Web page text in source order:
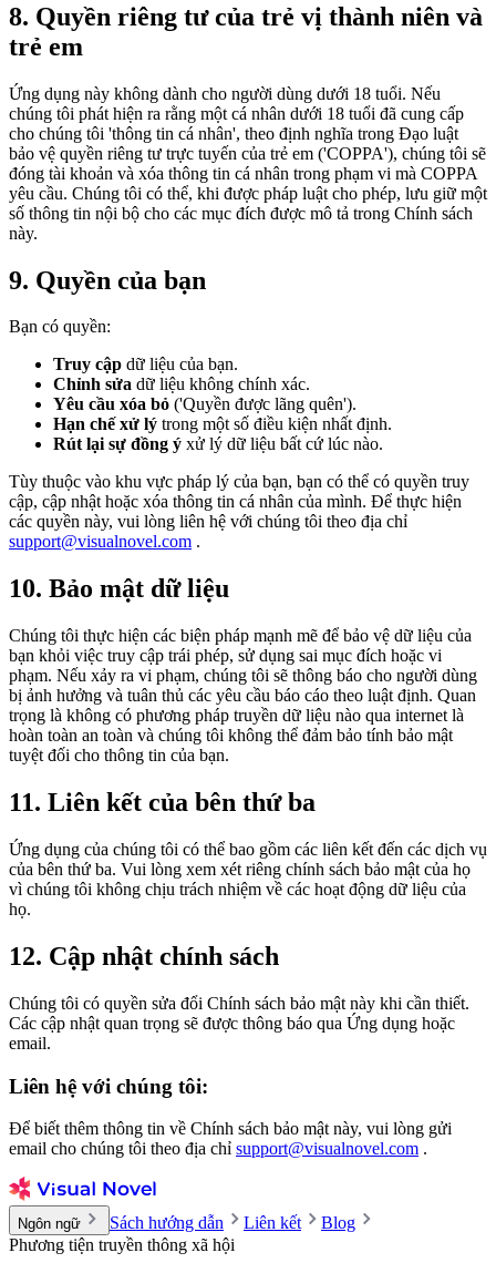
8. Quyền riêng tư của trẻ vị thành niên và
trẻ em
Ứng dụng này không dành cho người dùng dưới 18 tuổi. Nếu
chúng tôi phát hiện ra rằng một cá nhân dưới 18 tuổi đã cung cấp
cho chúng tôi 'thông tin cá nhân', theo định nghĩa trong Đạo luật
bảo vệ quyền riêng tư trực tuyến của trẻ em ('COPPA'), chúng tôi sẽ
đóng tài khoản và xóa thông tin cá nhân trong phạm vi mà COPPA
yêu cầu. Chúng tôi có thể, khi được pháp luật cho phép, lưu giữ một
số thông tin nội bộ cho các mục đích được mô tả trong Chính sách
này.
9. Quyền của bạn
Bạn có quyền:
Truy cập dữ liệu của bạn.
Chỉnh sửa dữ liệu không chính xác.
Yêu cầu xóa bỏ ('Quyền được lãng quên').
Hạn chế xử lý trong một số điều kiện nhất định.
Rút lại sự đồng ý xử lý dữ liệu bất cứ lúc nào.
Tùy thuộc vào khu vực pháp lý của bạn, bạn có thể có quyền truy
cập, cập nhật hoặc xóa thông tin cá nhân của mình. Để thực hiện
các quyền này, vui lòng liên hệ với chúng tôi theo địa chỉ
support@visualnovel.com .
10. Bảo mật dữ liệu
Chúng tôi thực hiện các biện pháp mạnh mẽ để bảo vệ dữ liệu của
bạn khỏi việc truy cập trái phép, sử dụng sai mục đích hoặc vi
phạm. Nếu xảy ra vi phạm, chúng tôi sẽ thông báo cho người dùng
bị ảnh hưởng và tuân thủ các yêu cầu báo cáo theo luật định. Quan
trọng là không có phương pháp truyền dữ liệu nào qua internet là
hoàn toàn an toàn và chúng tôi không thể đảm bảo tính bảo mật
tuyệt đối cho thông tin của bạn.
11. Liên kết của bên thứ ba
Ứng dụng của chúng tôi có thể bao gồm các liên kết đến các dịch vụ
của bên thứ ba. Vui lòng xem xét riêng chính sách bảo mật của họ
vì chúng tôi không chịu trách nhiệm về các hoạt động dữ liệu của
họ.
12. Cập nhật chính sách
Chúng tôi có quyền sửa đổi Chính sách bảo mật này khi cần thiết.
Các cập nhật quan trọng sẽ được thông báo qua Ứng dụng hoặc
email.
Liên hệ với chúng tôi:
Để biết thêm thông tin về Chính sách bảo mật này, vui lòng gửi
email cho chúng tôi theo địa chỉ support@visualnovel.com .
Ngôn ngữ Sách hướng dẫn Liên kết
Blog
Phương tiện truyền thông xã hội